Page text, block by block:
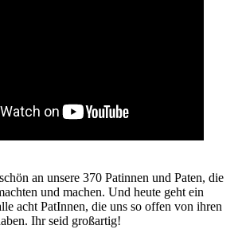
an unsere 370 Patinnen und Paten, die
und machen. Und heute geht ein
acht PatInnen, die uns so offen von ihren
Ihr seid großartig!